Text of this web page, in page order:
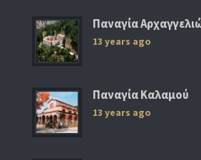
Παναγία
13 years ago
Παναγία Καλαμού
13 years ago